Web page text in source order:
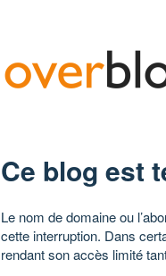
Ce blog est
Le nom de domaine ou
cette interruption. Dans
rendant son accès limité